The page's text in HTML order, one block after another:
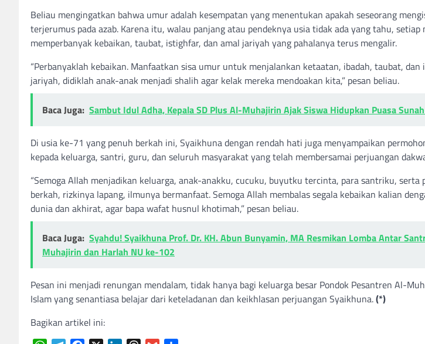
Beliau mengingatkan bahwa umur adalah kesempatan yang menentukan apakah seseorang
terjerumus pada azab. Karena itu, walau panjang atau pendeknya usia tidak ada yang tahu, setiap
memperbanyak kebaikan, taubat, istighfar, dan amal jariyah yang pahalanya terus mengalir.
“Perbanyaklah kebaikan. Manfaatkan sisa umur untuk menjalankan ketaatan, ibadah, taubat,
jariyah, didiklah anak-anak menjadi shalih agar kelak mereka mendoakan kita,” pesan beliau.
Baca Juga: Sambut Idul Adha, Kepala SD Plus Al-Muhajirin Ajak Siswa Hidupkan Puasa
Di usia ke-71 yang penuh berkah ini, Syaikhuna dengan rendah hati juga menyampaikan
kepada keluarga, santri, guru, dan seluruh masyarakat yang telah membersamai perjuangan
“Semoga Allah menjadikan keluarga, anak-anakku, cucuku, buyutku tercinta, para santriku, serta
berkah, rizkinya lapang, ilmunya bermanfaat. Semoga Allah membalas segala kebaikan kalian
dunia dan akhirat, agar bapa wafat husnul khotimah,” pesan beliau.
Baca Juga: Syahdu! Syaikhuna Prof. Dr. KH. Abun Bunyamin, MA Resmikan Lomba Antar
Muhajirin dan Harlah NU ke-102
Pesan ini menjadi renungan mendalam, tidak hanya bagi keluarga besar Pondok Pesantren Al-
Islam yang senantiasa belajar dari keteladanan dan keikhlasan perjuangan Syaikhuna.(*)
Bagikan artikel ini: